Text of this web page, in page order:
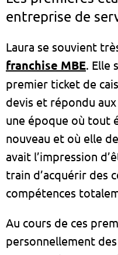
entreprise de
Laura se souvient
franchise MBE. Elle
premier ticket de
devis et répondu
une époque où tout
nouveau et où elle
avait l’impression
train d’acquérir des
compétences
Au cours de ces
personnellement